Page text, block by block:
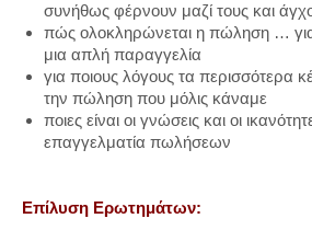
συνήθως φέρνουν μαζί τους και
πώς ολοκληρώνεται η πώληση …
μια απλή παραγγελία
για ποιους λόγους τα περισσότερα
την πώληση που μόλις κάναμε
ποιες είναι οι γνώσεις και οι
επαγγελματία πωλήσεων
Επίλυση Ερωτημάτων: